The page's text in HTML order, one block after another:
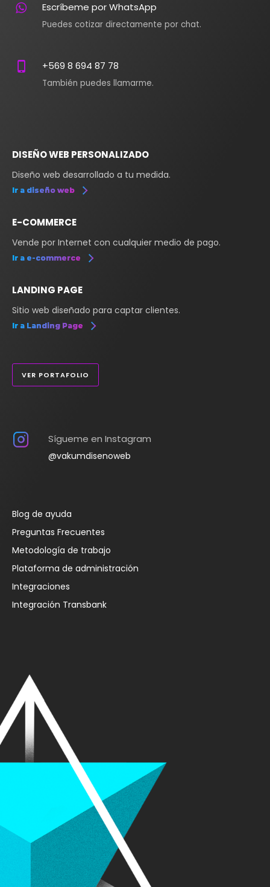
Escríbeme por WhatsApp
Puedes cotizar directamente por chat.
+569 8 694 87 78
También puedes llamarme.
DISEÑO WEB PERSONALIZADO
Diseño web desarrollado a tu medida.
Ir a diseño web
E-COMMERCE
Vende por Internet con cualquier medio de pago.
Ir a e-commerce
LANDING PAGE
Sitio web diseñado para captar clientes.
Ir a Landing Page
VER PORTAFOLIO
Sígueme en Instagram
@vakumdisenoweb
Blog de ayuda
Preguntas Frecuentes
Metodología de trabajo
Plataforma de administración
Integraciones
Integración Transbank